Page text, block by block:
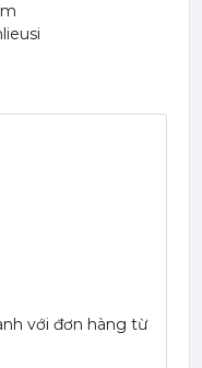
với đơn hàng từ